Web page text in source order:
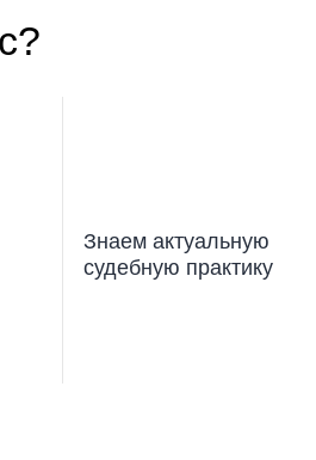
Знаем актуальную
судебную практику